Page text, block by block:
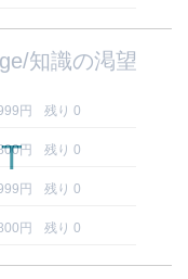
知識の渇望
円 残り 0
円 残り 0
円 残り 0
円 残り 0